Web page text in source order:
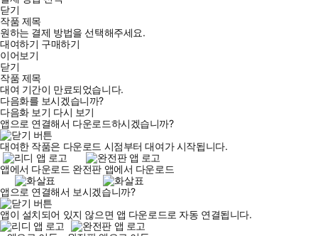
닫기
작품 제목
원하는 결제 방법을 선택해주세요.
대여하기 구매하기
이어보기
닫기
작품 제목
대여 기간이 만료되었습니다.
다음화를 보시겠습니까?
다음화 보기 다시 보기
앱으로 연결해서 다운로드하시겠습니까?
대여한 작품은 다운로드 시점부터 대여가 시작됩니다.
앱에서 다운로드 완전판 앱에서 다운로드
앱으로 연결해서 보시겠습니까?
앱이 설치되어 있지 않으면 앱 다운로드로 자동 연결됩니다.